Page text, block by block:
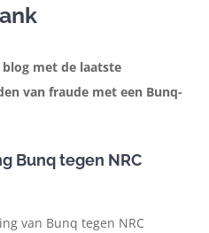
blog met de laatste
van fraude met een Bunq-
Bunq tegen NRC
van Bunq tegen NRC